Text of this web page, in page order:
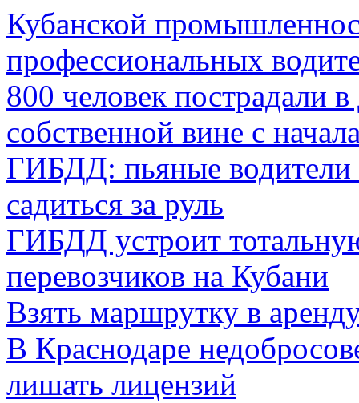
Кубанской
профессиональных
800 человек пострадали
собственной вине с
ГИБДД: пьяные
садиться за руль
ГИБДД устроит
перевозчиков на Кубани
Взять маршрутку в
В Краснодаре
лишать лицензий